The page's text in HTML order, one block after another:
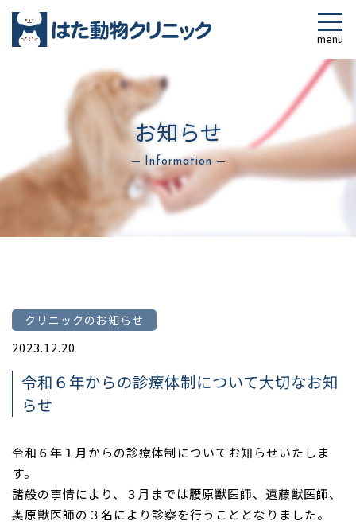
お知らせ
Information
クリニックのお知らせ
2023.12.20
令和６年からの診療体制について大切なお知
らせ
令和６年１月からの診療体制についてお知らせいたしま
す。
諸般の事情により、３月までは腰原獣医師、遠藤獣医師、
奥原獣医師の３名により診察を行うこととなりました。